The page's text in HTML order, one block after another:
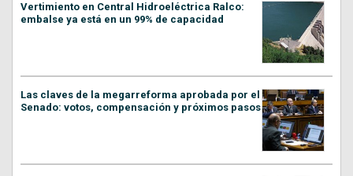
Vertimiento en Central Hidroeléctrica Ralco:
embalse ya está en un 99% de capacidad
Las claves de la megarreforma aprobada por el
Senado: votos, compensación y próximos pasos